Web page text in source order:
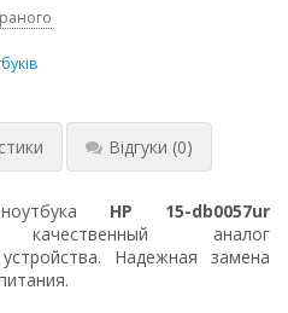
Відгуки (0)
HP 15-db0057ur
качественный аналог
Надежная замена